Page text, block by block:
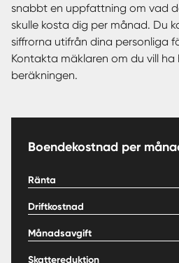
snabbt en uppfattning om vad
skulle kosta dig per månad. Du
siffrorna utifrån dina personliga
Kontakta mäklaren om du vill ha
beräkningen.
Boendekostnad per
Ränta
Driftkostnad
Månadsavgift
Skattereduktion